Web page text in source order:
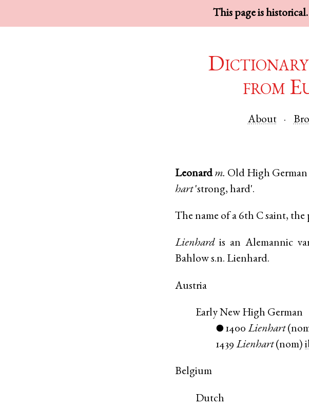
This page is
Dictionary
from
About
Leonard m. Old High German
hart'strong, hard'.
The name of a 6th C saint,
Lienhard is an Alemannic
Bahlow s.n. Lienhard.
Austria
Early New High German
● 1400 Lienhart(
1439 Lienhart(nom)
Belgium
Dutch